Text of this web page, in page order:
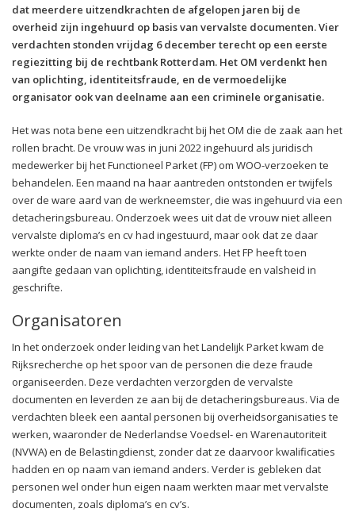
dat meerdere uitzendkrachten de afgelopen jaren bij de
overheid zijn ingehuurd op basis van vervalste documenten. Vier
verdachten stonden vrijdag 6 december terecht op een eerste
regiezitting bij de rechtbank Rotterdam. Het OM verdenkt hen
van oplichting, identiteitsfraude, en de vermoedelijke
organisator ook van deelname aan een criminele organisatie.
Het was nota bene een uitzendkracht bij het OM die de zaak aan het
rollen bracht. De vrouw was in juni 2022 ingehuurd als juridisch
medewerker bij het Functioneel Parket (FP) om WOO-verzoeken te
behandelen. Een maand na haar aantreden ontstonden er twijfels
over de ware aard van de werkneemster, die was ingehuurd via een
detacheringsbureau. Onderzoek wees uit dat de vrouw niet alleen
vervalste diploma’s en cv had ingestuurd, maar ook dat ze daar
werkte onder de naam van iemand anders. Het FP heeft toen
aangifte gedaan van oplichting, identiteitsfraude en valsheid in
geschrifte.
Organisatoren
In het onderzoek onder leiding van het Landelijk Parket kwam de
Rijksrecherche op het spoor van de personen die deze fraude
organiseerden. Deze verdachten verzorgden de vervalste
documenten en leverden ze aan bij de detacheringsbureaus. Via de
verdachten bleek een aantal personen bij overheidsorganisaties te
werken, waaronder de Nederlandse Voedsel- en Warenautoriteit
(NVWA) en de Belastingdienst, zonder dat ze daarvoor kwalificaties
hadden en op naam van iemand anders. Verder is gebleken dat
personen wel onder hun eigen naam werkten maar met vervalste
documenten, zoals diploma’s en cv’s.